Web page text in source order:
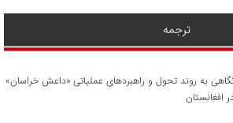
ترجمه
به روند تحول و راهبردهای عملیاتی «داعش خراسان»
افغانستان